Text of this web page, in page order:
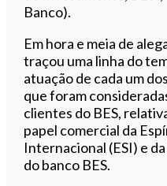
Banco).
Em hora e meia de
traçou uma linha do
atuação de cada um
que foram
clientes do BES,
papel comercial da
Internacional (ESI) e
do banco BES.